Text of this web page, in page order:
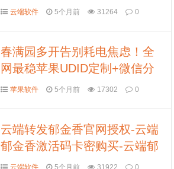
端抢红包
云端软件 5个月前 31264 0
春满园多开告别耗电焦虑！全
网最稳苹果UDID定制+微信分
身双开方案来了
苹果软件 5个月前 17302 0
云端转发郁金香官网授权-云端
郁金香激活码卡密购买-云端郁
金香自动跟随朋友圈转发
云端软件 5个月前 31922 0